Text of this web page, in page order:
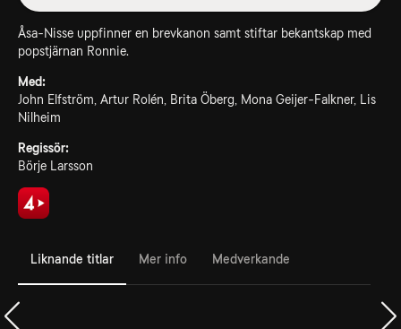
Åsa-Nisse uppfinner en brevkanon samt stiftar bekantskap med
popstjärnan Ronnie.
Med:
John Elfström, Artur Rolén, Brita Öberg, Mona Geijer-Falkner, Lis
Nilheim
Regissör:
Börje Larsson
Liknande titlar Mer info Medverkande